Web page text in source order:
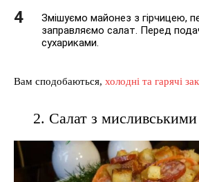
Змішуємо майонез з гірчицею,
заправляємо салат. Перед
сухариками.
Вам сподобаються, холодні та гарячі
2. Салат з